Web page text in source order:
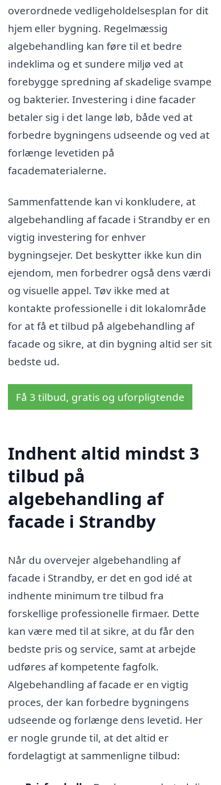
overordnede vedligeholdelsesplan for dit
hjem eller bygning. Regelmæssig
algebehandling kan føre til et bedre
indeklima og et sundere miljø ved at
forebygge spredning af skadelige svampe
og bakterier. Investering i dine facader
betaler sig i det lange løb, både ved at
forbedre bygningens udseende og ved at
forlænge levetiden på
facadematerialerne.
Sammenfattende kan vi konkludere, at
algebehandling af facade i Strandby er en
vigtig investering for enhver
bygningsejer. Det beskytter ikke kun din
ejendom, men forbedrer også dens værdi
og visuelle appel. Tøv ikke med at
kontakte professionelle i dit lokalområde
for at få et tilbud på algebehandling af
facade og sikre, at din bygning altid ser sit
bedste ud.
Få 3 tilbud, gratis og uforpligtende
Indhent altid mindst 3
tilbud på
algebehandling af
facade i Strandby
Når du overvejer algebehandling af
facade i Strandby, er det en god idé at
indhente minimum tre tilbud fra
forskellige professionelle firmaer. Dette
kan være med til at sikre, at du får den
bedste pris og service, samt at arbejde
udføres af kompetente fagfolk.
Algebehandling af facade er en vigtig
proces, der kan forbedre bygningens
udseende og forlænge dens levetid. Her
er nogle grunde til, at det altid er
fordelagtigt at sammenligne tilbud: